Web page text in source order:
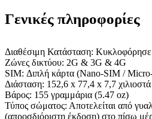
Γενικές πληροφορίες
Διαθέσιμη Κατάσταση:
Ζώνες δικτύου: 2G & 3G & 4G
SIM: Διπλή κάρτα (Nano-SIM /
Διάσταση: 152,6 x 77,4 x 7,7 χιλιοστά
Βάρος: 155 γραμμάρια (5.47 oz)
Τύπος σώματος: Αποτελείται από
(απροσδιόριστη έκδοση) στο πίσω